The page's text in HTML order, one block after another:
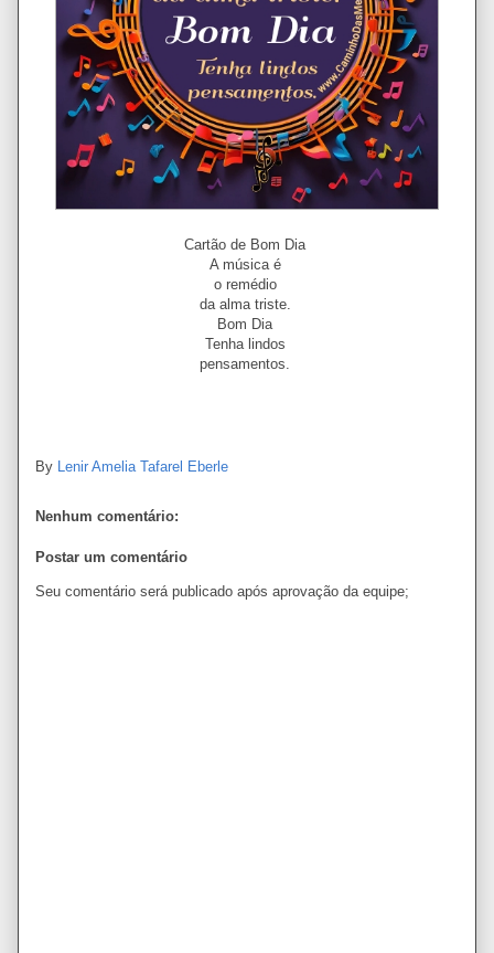
Cartão de Bom Dia
A música é
o remédio
da alma triste.
Bom Dia
Tenha lindos
pensamentos.
By Lenir Amelia Tafarel Eberle
Nenhum comentário:
Postar um comentário
Seu comentário será publicado após aprovação da equipe;